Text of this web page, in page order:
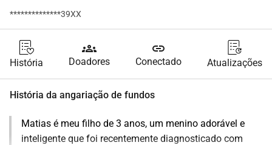
**************39XX
História
groups
Doadores
link
Conectado Atualizações
História da angariação de fundos
Matias é meu filho de 3 anos, um menino adorável e
inteligente que foi recentemente diagnosticado com